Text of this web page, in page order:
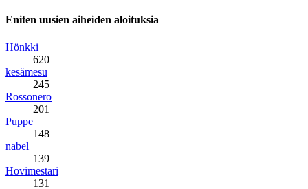
Eniten uusien aiheiden aloituksia
Hönkki
620
kesämesu
245
Rossonero
201
Puppe
148
nabel
139
Hovimestari
131